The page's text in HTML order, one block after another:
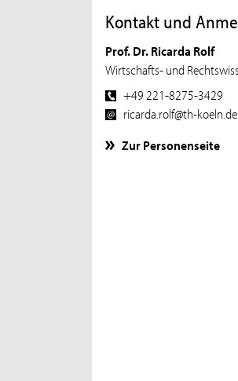
Kontakt und
Prof. Dr. Ricarda Rolf
Wirtschafts- und
+49 221-8275-3429
ricarda.rolf@th-koeln.de
Zur Personenseite